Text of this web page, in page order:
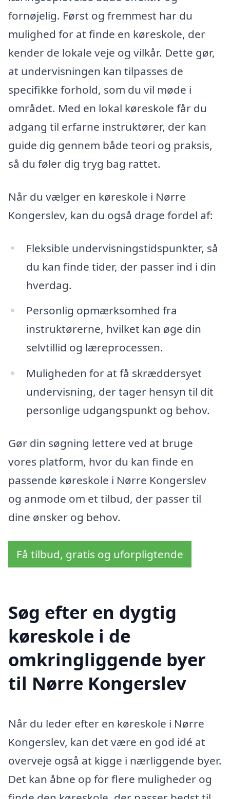
fornøjelig. Først og fremmest har du
mulighed for at finde en køreskole, der
kender de lokale veje og vilkår. Dette gør,
at undervisningen kan tilpasses de
specifikke forhold, som du vil møde i
området. Med en lokal køreskole får du
adgang til erfarne instruktører, der kan
guide dig gennem både teori og praksis,
så du føler dig tryg bag rattet.
Når du vælger en køreskole i Nørre
Kongerslev, kan du også drage fordel af:
Fleksible undervisningstidspunkter, så
du kan finde tider, der passer ind i din
hverdag.
Personlig opmærksomhed fra
instruktørerne, hvilket kan øge din
selvtillid og læreprocessen.
Muligheden for at få skræddersyet
undervisning, der tager hensyn til dit
personlige udgangspunkt og behov.
Gør din søgning lettere ved at bruge
vores platform, hvor du kan finde en
passende køreskole i Nørre Kongerslev
og anmode om et tilbud, der passer til
dine ønsker og behov.
Få tilbud, gratis og uforpligtende
Søg efter en dygtig
køreskole i de
omkringliggende byer
til Nørre Kongerslev
Når du leder efter en køreskole i Nørre
Kongerslev, kan det være en god idé at
overveje også at kigge i nærliggende byer.
Det kan åbne op for flere muligheder og